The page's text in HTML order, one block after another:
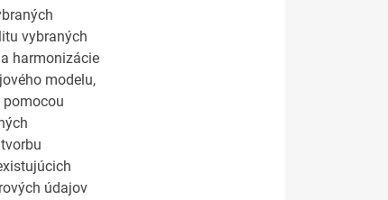
vybraných
harmonizácie
modelu,
pomocou
údajov